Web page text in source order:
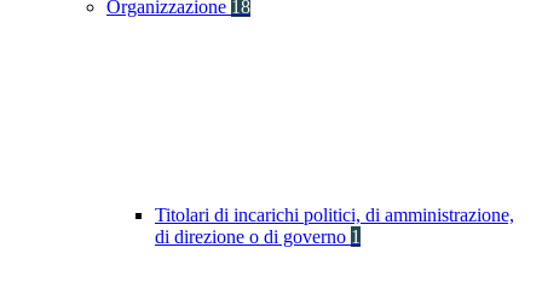
Organizzazione 18
Titolari di incarichi politici, di amministrazione,
di direzione o di governo 1